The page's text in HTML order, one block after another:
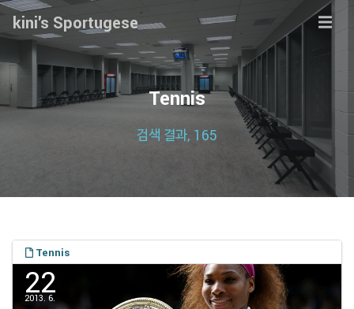
kini's Sportugese
Tennis
검색 결과, 165
Tennis
22
2013. 6.